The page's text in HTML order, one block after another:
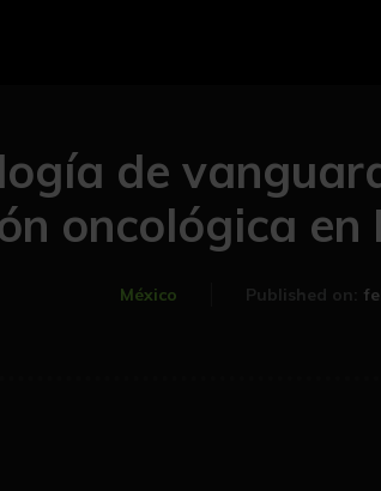
de
oncológica en
México Published on: